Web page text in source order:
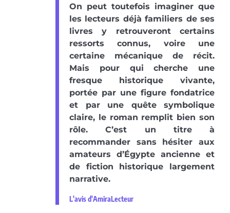
On peut toutefois imaginer que
les lecteurs déjà familiers de ses
livres y retrouveront certains
ressorts connus, voire une
certaine mécanique de récit.
Mais pour qui cherche une
fresque historique vivante,
portée par une figure fondatrice
et par une quête symbolique
claire, le roman remplit bien son
rôle. C’est un titre à
recommander sans hésiter aux
amateurs d’Égypte ancienne et
de fiction historique largement
narrative.
L'avis d'AmiraLecteur